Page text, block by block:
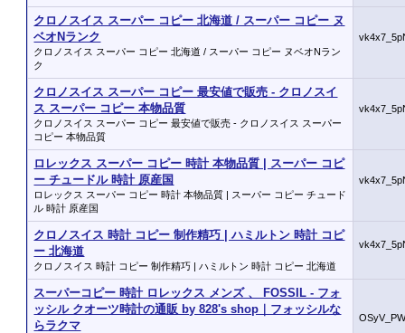
クロノスイス スーパー コピー 北海道 / スーパー コピー ヌ
ベオNランク
クロノスイス スーパー コピー 北海道 / スーパー コピー ヌベオNラン
ク
クロノスイス スーパー コピー 最安値で販売 - クロノスイ
ス スーパー コピー 本物品質
クロノスイス スーパー コピー 最安値で販売 - クロノスイス スーパー
コピー 本物品質
ロレックス スーパー コピー 時計 本物品質 | スーパー コピ
ー チュードル 時計 原産国
ロレックス スーパー コピー 時計 本物品質 | スーパー コピー チュード
ル 時計 原産国
クロノスイス 時計 コピー 制作精巧 | ハミルトン 時計 コピ
ー 北海道
クロノスイス 時計 コピー 制作精巧 | ハミルトン 時計 コピー 北海道
スーパーコピー 時計 ロレックス メンズ 、 FOSSIL - フォ
ッシル クオーツ時計の通販 by 828's shop｜フォッシルな
らラクマ